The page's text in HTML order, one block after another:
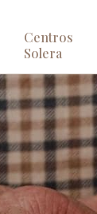
Centros
Solera